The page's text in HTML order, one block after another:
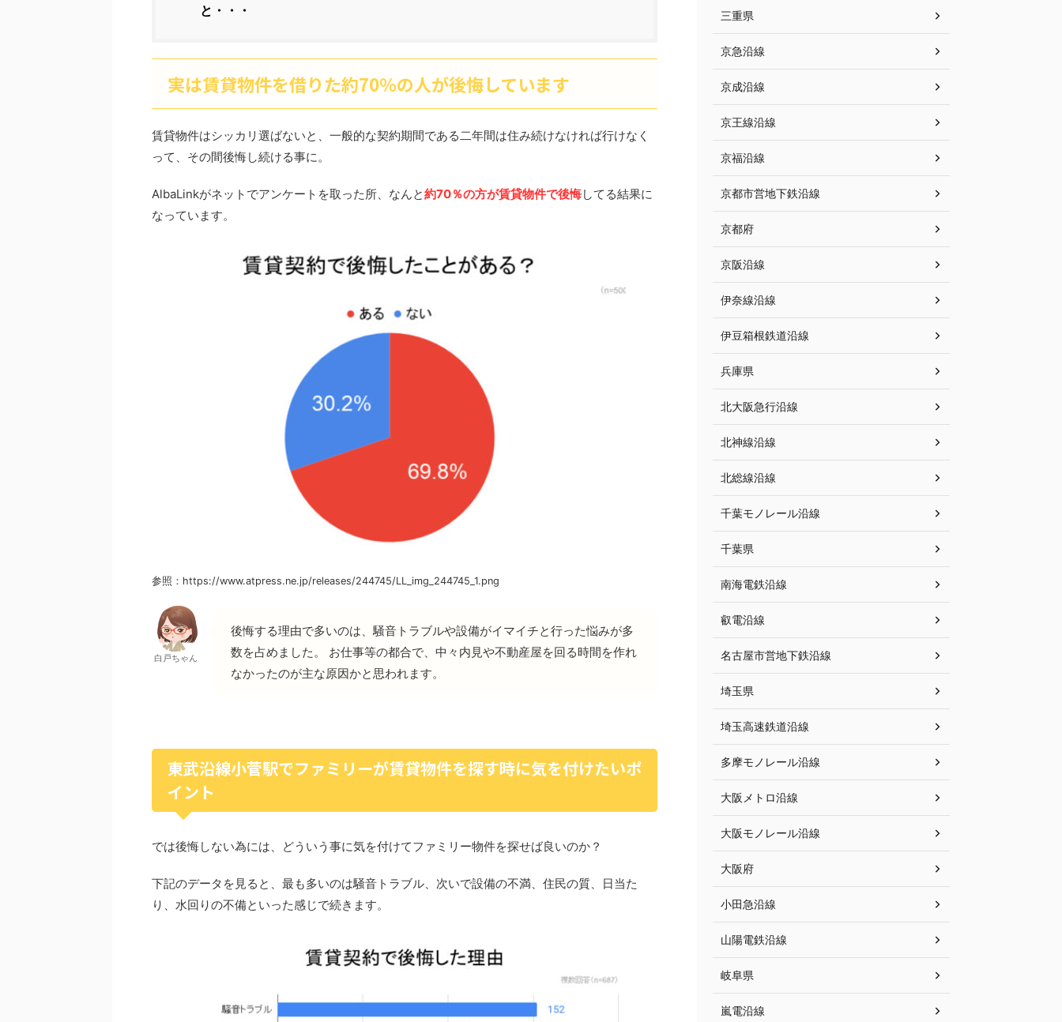
と・・・
実は賃貸物件を借りた約70％の人が後悔しています
賃貸物件はシッカリ選ばないと、一般的な契約期間である二年間は住み続けなければ行けなく
って、その間後悔し続ける事に。
AlbaLinkがネットでアンケートを取った所、なんと約70％の方が賃貸物件で後悔してる結果に
なっています。
参照：https://www.atpress.ne.jp/releases/244745/LL_img_244745_1.png
白戸ちゃん
後悔する理由で多いのは、騒音トラブルや設備がイマイチと行った悩みが多
数を占めました。 お仕事等の都合で、中々内見や不動産屋を回る時間を作れ
なかったのが主な原因かと思われます。
東武沿線小菅駅でファミリーが賃貸物件を探す時に気を付けたいポ
イント
では後悔しない為には、どういう事に気を付けてファミリー物件を探せば良いのか？
下記のデータを見ると、最も多いのは騒音トラブル、次いで設備の不満、住民の質、日当た
り、水回りの不備といった感じで続きます。
三重県
京急沿線
京成沿線
京王線沿線
京福沿線
京都市営地下鉄沿線
京都府
京阪沿線
伊奈線沿線
伊豆箱根鉄道沿線
兵庫県
北大阪急行沿線
北神線沿線
北総線沿線
千葉モノレール沿線
千葉県
南海電鉄沿線
叡電沿線
名古屋市営地下鉄沿線
埼玉県
埼玉高速鉄道沿線
多摩モノレール沿線
大阪メトロ沿線
大阪モノレール沿線
大阪府
小田急沿線
山陽電鉄沿線
岐阜県
嵐電沿線